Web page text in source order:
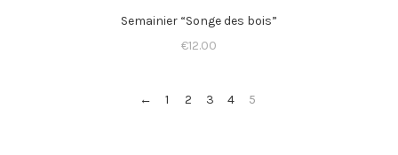
Semainier “Songe des bois”
€12.00
← 1 2 3 4 5